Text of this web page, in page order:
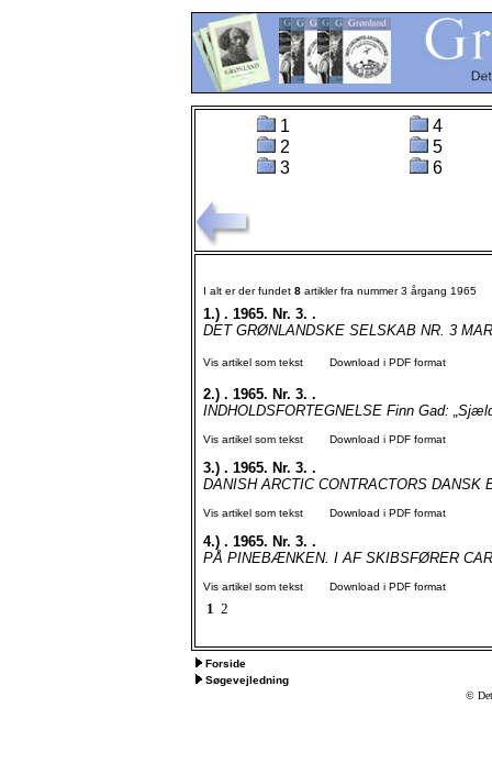
1
2
3
4
5
6
I alt er der fundet 8 artikler fra nummer 3 årgang 1965
1.) . 1965. Nr. 3. .
DET GRØNLANDSKE SELSKAB NR. 3
Vis artikel som tekst Download i PDF format
2.) . 1965. Nr. 3. .
INDHOLDSFORTEGNELSE Finn Gad:
Vis artikel som tekst Download i PDF format
3.) . 1965. Nr. 3. .
DANISH ARCTIC CONTRACTORS
Vis artikel som tekst Download i PDF format
4.) . 1965. Nr. 3. .
PÅ PINEBÆNKEN. I AF SKIBSFØRER
Vis artikel som tekst Download i PDF format
1 2
Forside
Søgevejledning
© Det